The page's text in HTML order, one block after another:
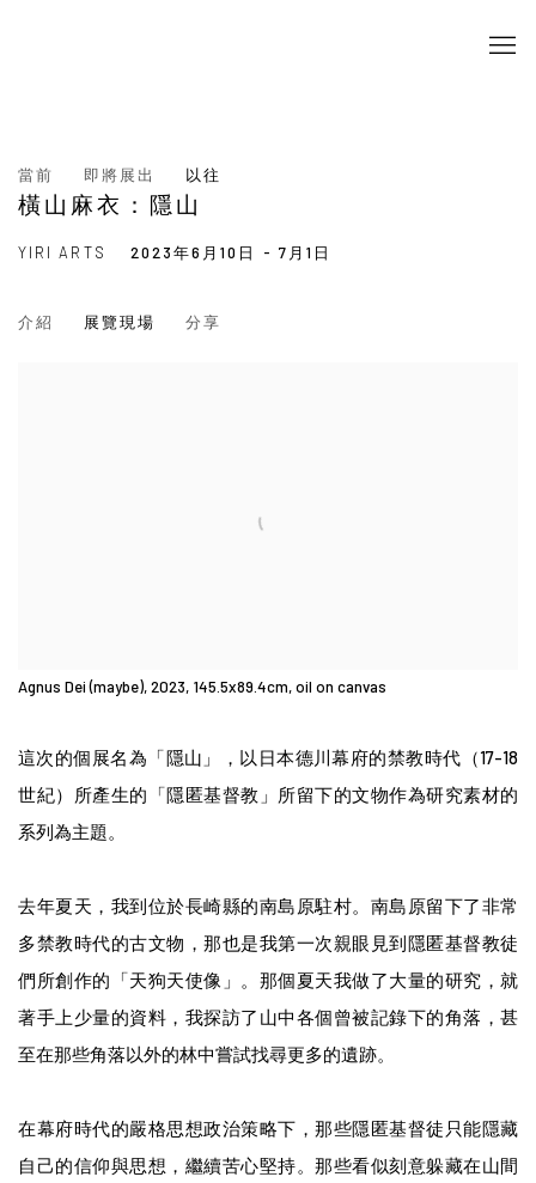
當前 即將展出 以往
橫山麻衣：隱山
2023年6月10日 - 7月1日
YIRI ARTS
介紹 展覽現場 分享
Agnus Dei (maybe), 2023, 145.5x89.4cm, oil on canvas
這次的個展名為「隱山」，以日本德川幕府的禁教時代（17-18
世紀）所產生的「隱匿基督教」所留下的文物作為研究素材的
系列為主題。
去年夏天，我到位於長崎縣的南島原駐村。南島原留下了非常
多禁教時代的古文物，那也是我第一次親眼見到隱匿基督教徒
們所創作的「天狗天使像」。那個夏天我做了大量的研究，就
著手上少量的資料，我探訪了山中各個曾被記錄下的角落，甚
至在那些角落以外的林中嘗試找尋更多的遺跡。
在幕府時代的嚴格思想政治策略下，那些隱匿基督徒只能隱藏
自己的信仰與思想，繼續苦心堅持。那些看似刻意躲藏在山間